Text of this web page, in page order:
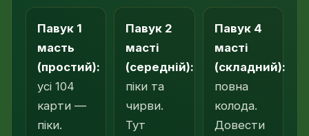
Павук 1
масть
(простий):
усі 104
карти —
піки.
Павук 2
масті
(середній):
піки та
чирви.
Тут
Павук 4
масті
(складний):
повна
колода.
Довести